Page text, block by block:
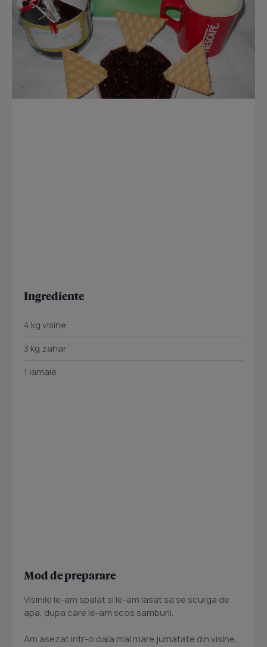
Ingrediente
4 kg visine
3 kg zahar
1 lamaie
Mod de preparare
Visinile le-am spalat si le-am lasat sa se scurga de
apa, dupa care le-am scos samburii.
Am asezat intr-o oala mai mare jumatate din visine,